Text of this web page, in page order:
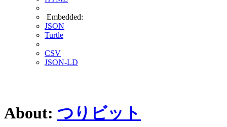
Embedded:
JSON
Turtle
CSV
JSON-LD
About: つりビット